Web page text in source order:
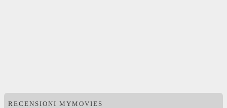
RECENSIONI MYMOVIES